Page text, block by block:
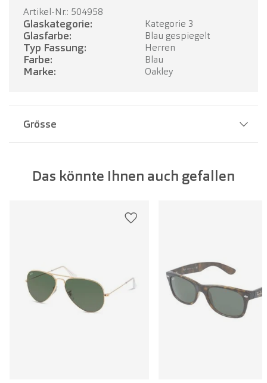
TERMIN BUCHEN
Artikel-Nr.: 504958
Glaskategorie: Kategorie 3
Glasfarbe: Blau gespiegelt
Typ Fassung: Herren
Farbe: Blau
Marke: Oakley
Grösse
Glasbreite: 56 mm
Das könnte Ihnen auch gefallen